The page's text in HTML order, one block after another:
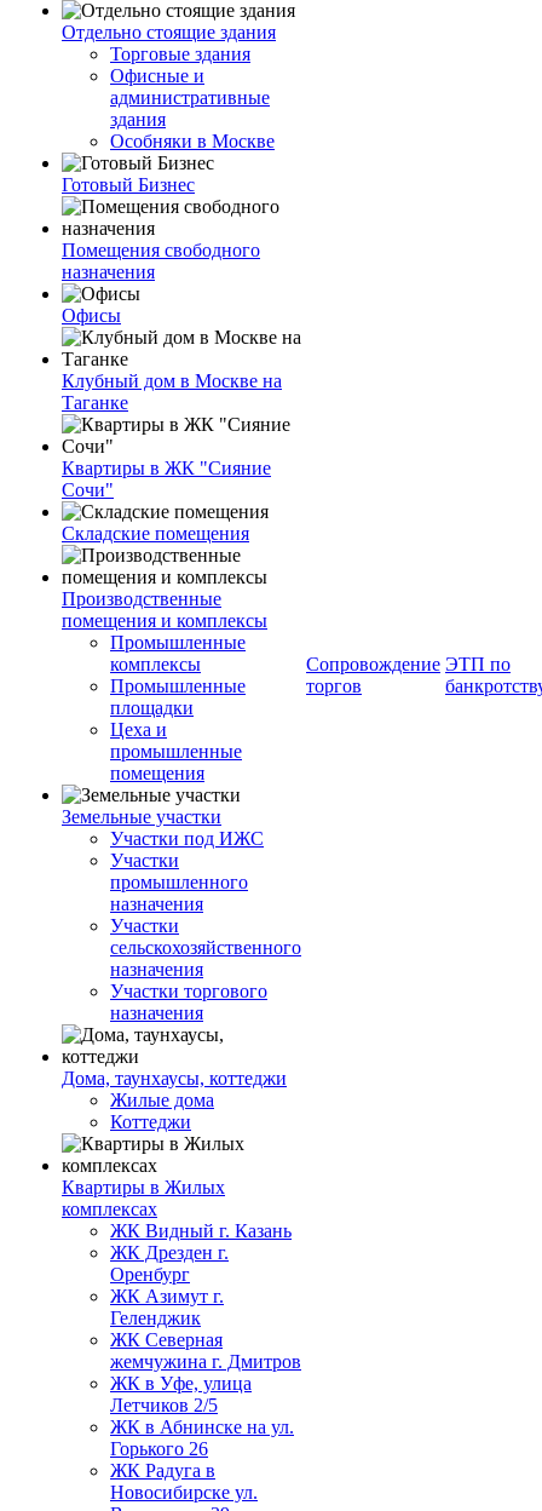
Отдельно стоящие здания
Торговые здания
Офисные и
административные
здания
Особняки в Москве
Готовый Бизнес
Помещения свободного
назначения
Офисы
Клубный дом в Москве на
Таганке
Квартиры в ЖК "Сияние
Сочи"
Складские помещения
Производственные
помещения и комплексы
Промышленные
комплексы
Промышленные
площадки
Цеха и
промышленные
помещения
Земельные участки
Участки под ИЖС
Участки
промышленного
назначения
Участки
сельскохозяйственного
назначения
Участки торгового
назначения
Дома, таунхаусы, коттеджи
Жилые дома
Коттеджи
Квартиры в Жилых
комплексах
ЖК Видный г. Казань
ЖК Дрезден г.
Оренбург
ЖК Азимут г.
Геленджик
ЖК Северная
жемчужина г. Дмитров
ЖК в Уфе, улица
Летчиков 2/5
ЖК в Абнинске на ул.
Горького 26
ЖК Радуга в
Новосибирске ул.
Сопровождение
торгов
ЭТП по